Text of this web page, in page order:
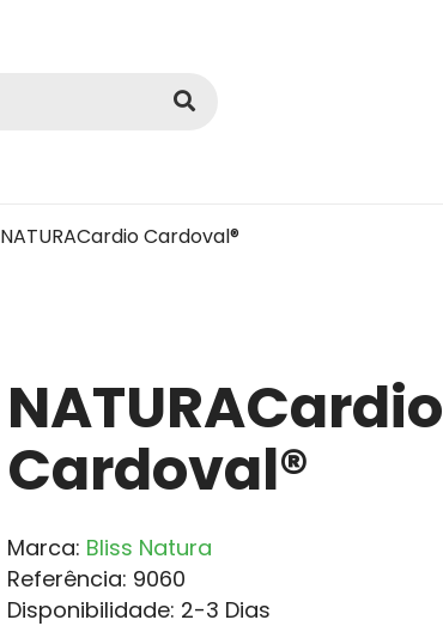
NATURACardio Cardoval®
NATURACardio
Cardoval®
Marca: Bliss Natura
Referência: 9060
Disponibilidade: 2-3 Dias